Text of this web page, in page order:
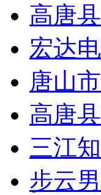
高唐
宏达
唐山
高唐
三江
步云